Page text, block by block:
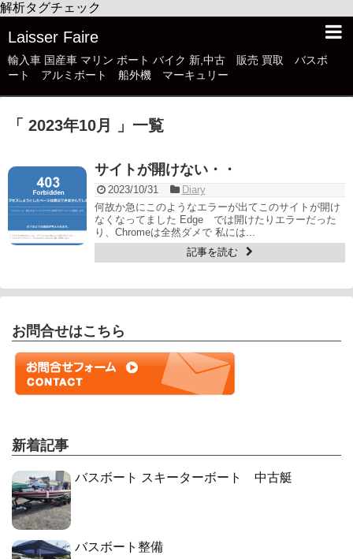
解析タグチェック
Laisser Faire
輸入車 国産車 マリン ボート バイク 新,中古 販売 買取 バスボ
ート アルミボート 船外機 マーキュリー
「 2023年10月 」一覧
サイトが開けない・・
2023/10/31
Diary
何故か急にこのようなエラーが出てこのサイトが開け
なくなってました Edge では開けたりエラーだった
り、Chromeは全然ダメで 私には...
記事を読む
お問合せはこちら
新着記事
バスボート スキーターボート 中古艇
バスボート整備